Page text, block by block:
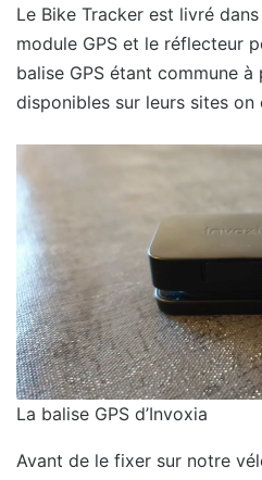
Le Bike Tracker est livré
module GPS et le réflecteur
balise GPS étant commune
disponibles sur leurs sites on
La balise GPS d’Invoxia
Avant de le fixer sur notre